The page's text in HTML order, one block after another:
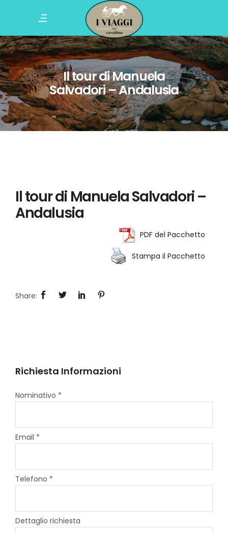
Il tour di Manuela
Salvadori – Andalusia
Il tour di Manuela Salvadori –
Andalusia
PDF del Pacchetto
Stampa il Pacchetto
Richiesta Informazioni
Nominativo *
Email *
Telefono *
Dettaglio richiesta